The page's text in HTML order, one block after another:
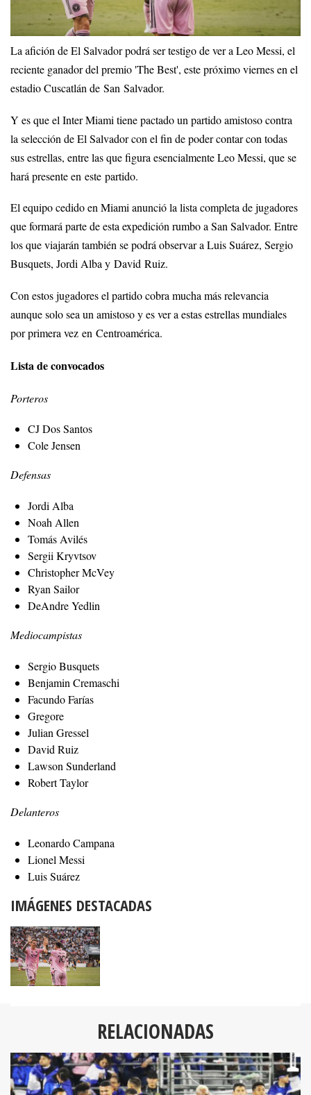
La afición de El Salvador podrá ser testigo de ver a Leo Messi, el
reciente ganador del premio 'The Best', este próximo viernes en el
estadio Cuscatlán de San Salvador.
Y es que el Inter Miami tiene pactado un partido amistoso contra
la selección de El Salvador con el fin de poder contar con todas
sus estrellas, entre las que figura esencialmente Leo Messi, que se
hará presente en este partido.
El equipo cedido en Miami anunció la lista completa de jugadores
que formará parte de esta expedición rumbo a San Salvador. Entre
los que viajarán también se podrá observar a Luis Suárez, Sergio
Busquets, Jordi Alba y David Ruiz.
Con estos jugadores el partido cobra mucha más relevancia
aunque solo sea un amistoso y es ver a estas estrellas mundiales
por primera vez en Centroamérica.
Lista de convocados
Porteros
CJ Dos Santos
Cole Jensen
Defensas
Jordi Alba
Noah Allen
Tomás Avilés
Sergii Kryvtsov
Christopher McVey
Ryan Sailor
DeAndre Yedlin
Mediocampistas
Sergio Busquets
Benjamin Cremaschi
Facundo Farías
Gregore
Julian Gressel
David Ruiz
Lawson Sunderland
Robert Taylor
Delanteros
Leonardo Campana
Lionel Messi
Luis Suárez
IMÁGENES DESTACADAS
RELACIONADAS